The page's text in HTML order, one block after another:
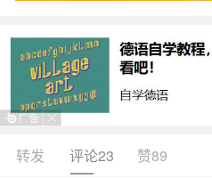
生活中像离婚梦见自
转发 评论23 赞89